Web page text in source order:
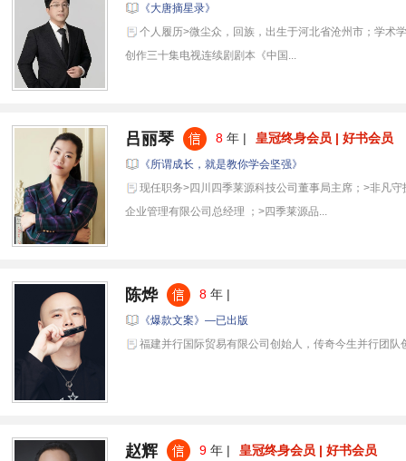
《大唐摘星录》
个人履历>微尘众，回族，出生于河北省沧州市；学术
创作三十集电视连续剧剧本《中国...
吕丽琴 8年 | 皇冠终身会员 | 好书会员
《所谓成长，就是教你学会坚强》
现任职务>四川四季莱源科技公司董事局主席；>非凡
企业管理有限公司总经理 ；>四季莱源品...
陈烨 8年 |
《爆款文案》—已出版
福建并行国际贸易有限公司创始人，传奇今生并行团队
赵辉 9年 | 皇冠终身会员 | 好书会员